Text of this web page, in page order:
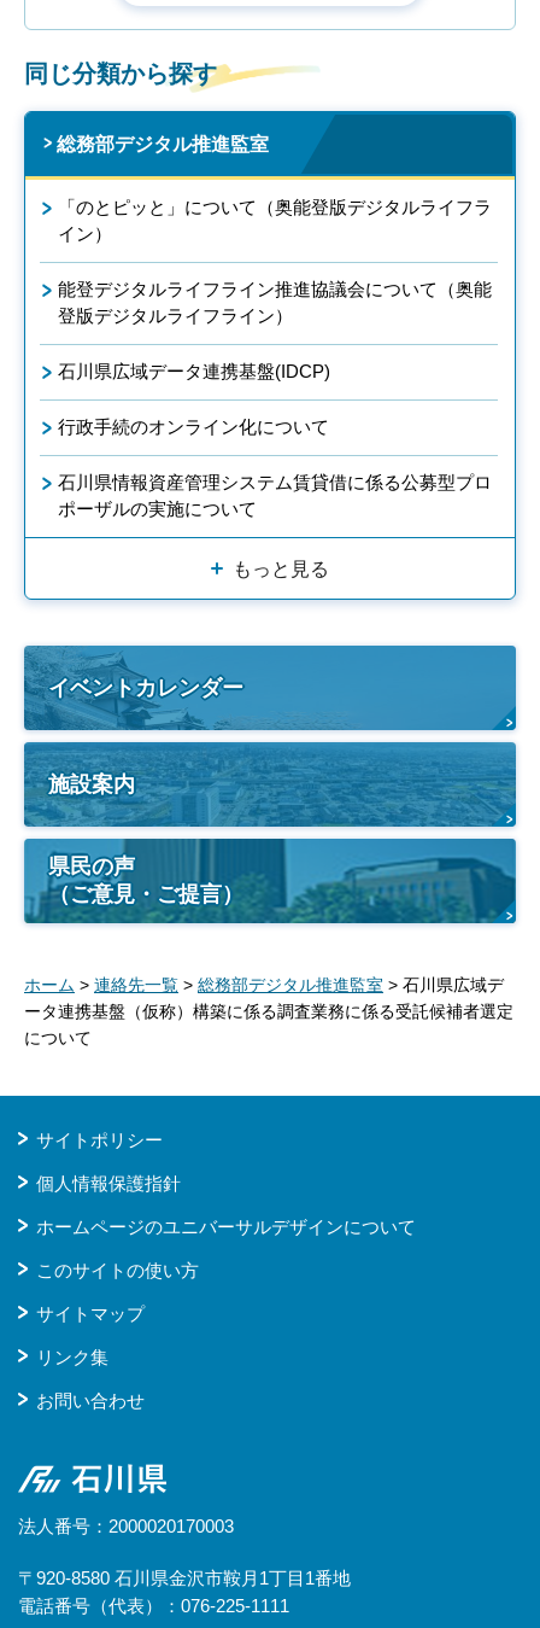
同じ分類から探す
総務部デジタル推進監室
「のとピッと」について（奥能登版デジタルライフラ
イン）
能登デジタルライフライン推進協議会について（奥能
登版デジタルライフライン）
石川県広域データ連携基盤(IDCP)
行政手続のオンライン化について
石川県情報資産管理システム賃貸借に係る公募型プロ
ポーザルの実施について
もっと見る
イベントカレンダー
施設案内
県民の声
（ご意見・ご提言）
ホーム > 連絡先一覧 > 総務部デジタル推進監室 > 石川県広域デ
ータ連携基盤（仮称）構築に係る調査業務に係る受託候補者選定
について
サイトポリシー
個人情報保護指針
ホームページのユニバーサルデザインについて
このサイトの使い方
サイトマップ
リンク集
お問い合わせ
石川県
法人番号：2000020170003
〒920-8580 石川県金沢市鞍月1丁目1番地
電話番号（代表）：076-225-1111